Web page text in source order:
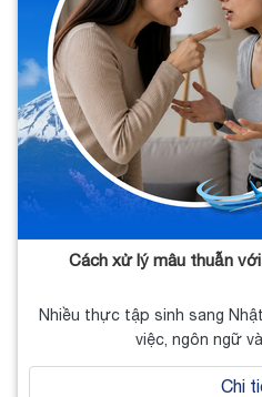
Cách xử lý mâu thuẫn
Nhiều thực tập sinh sang
việc, ngôn ngữ
Chi